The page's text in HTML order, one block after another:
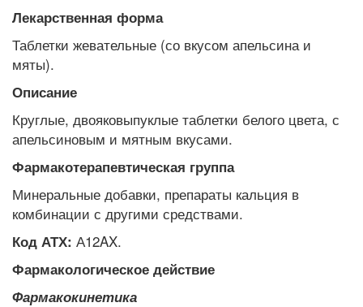
Лекарственная форма
Таблетки жевательные (со вкусом апельсина и
мяты).
Описание
Круглые, двояковыпуклые таблетки белого цвета, с
апельсиновым и мятным вкусами.
Фармакотерапевтическая группа
Минеральные добавки, препараты кальция в
комбинации с другими средствами.
Код АТХ: А12AX.
Фармакологическое действие
Фармакокинетика